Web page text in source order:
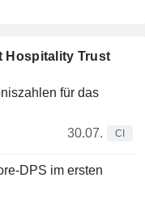
Hospitality Trust
für das
30.07.
CI
DPS im ersten